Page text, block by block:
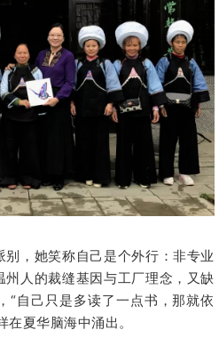
，她笑称自己是个外行：非专业
人的裁缝基因与工厂理念，又缺
“自己只是多读了一点书，那就依
在夏华脑海中涌出。